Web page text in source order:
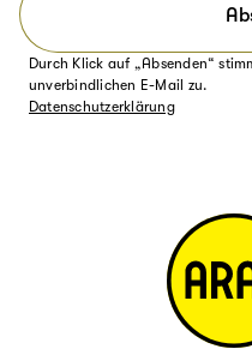
Durch Klick auf „Absenden“
unverbindlichen E-Mail zu.
Datenschutzerklärung